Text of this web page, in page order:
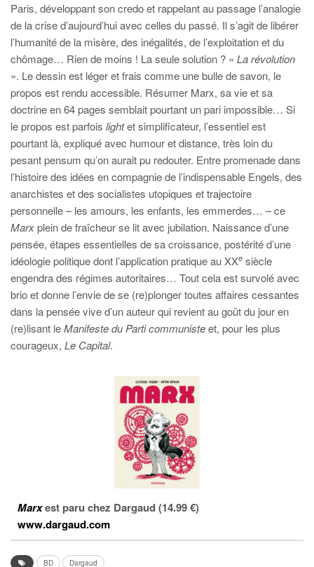
Paris, développant son credo et rappelant au passage l’analogie
de la crise d’aujourd’hui avec celles du passé. Il s’agit de libérer
l’humanité de la misère, des inégalités, de l’exploitation et du
chômage… Rien de moins ! La seule solution ? « La révolution
». Le dessin est léger et frais comme une bulle de savon, le
propos est rendu accessible. Résumer Marx, sa vie et sa
doctrine en 64 pages semblait pourtant un pari impossible… Si
le propos est parfois lightet simplificateur, l’essentiel est
pourtant là, expliqué avec humour et distance, très loin du
pesant pensum qu’on aurait pu redouter. Entre promenade dans
l’histoire des idées en compagnie de l’indispensable Engels, des
anarchistes et des socialistes utopiques et trajectoire
personnelle – les amours, les enfants, les emmerdes… – ce
Marxplein de fraîcheur se lit avec jubilation. Naissance d’une
pensée, étapes essentielles de sa croissance, postérité d’une
idéologie politique dont l’application pratique au XXe siècle
engendra des régimes autoritaires… Tout cela est survolé avec
brio et donne l’envie de se (re)plonger toutes affaires cessantes
dans la pensée vive d’un auteur qui revient au goût du jour en
(re)lisant leManifeste du Parti communisteet, pour les plus
courageux, Le Capital.
Marxest paru chez Dargaud (14.99 €)
www.dargaud.com
BD Dargaud